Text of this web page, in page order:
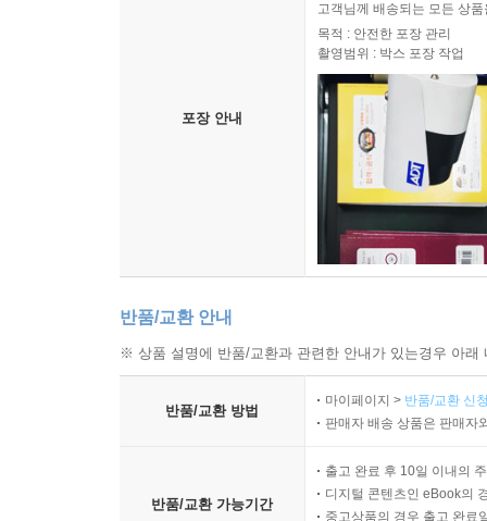
포장 안내
고객님께 배송되는 모든 상
목적 : 안전한 포장 관리
촬영범위 : 박스 포장 작업
반품/교환 안내
※ 상품 설명에 반품/교환과 관련한 안내가 있는경우 아
반품/교환 방법
마이페이지 > 반품/교환 신
판매자 배송 상품은 판매자
반품/교환 가능기간
출고 완료 후 10일 이내의
디지털 콘텐츠인 eBook의
중고상품의 경우 출고 완료